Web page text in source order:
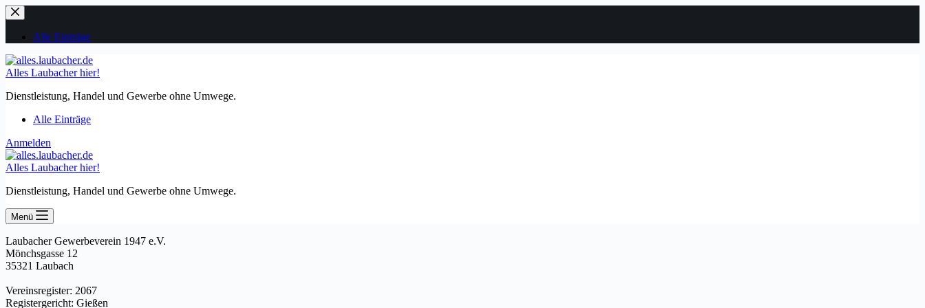
Zum
Inhalt
springenAlle Einträge
Alles Laubacher hier!
Dienstleistung, Handel und Gewerbe ohne Umwege.
Alle Einträge
Anmelden
Alles Laubacher hier!
Dienstleistung, Handel und Gewerbe ohne Umwege.
Menü
Laubacher Gewerbeverein 1947 e.V.
Mönchsgasse 12
35321 Laubach
Vereinsregister: 2067
Registergericht: Gießen